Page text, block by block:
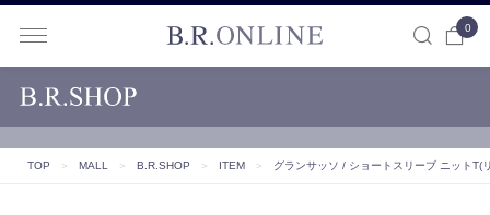
0
TOP ＞ MALL ＞ B.R.SHOP ＞ ITEM ＞ グランサッソ / ショートスリーブ ニットT(